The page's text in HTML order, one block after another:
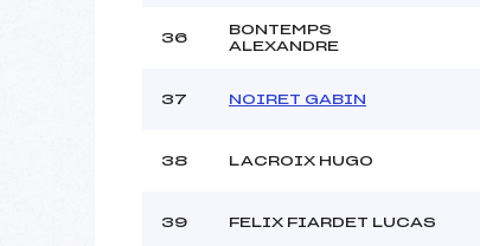
36
BONTEMPS
ALEXANDRE
37 NOIRET GABIN
38 LACROIX HUGO
39 FELIX FIARDET LUCAS